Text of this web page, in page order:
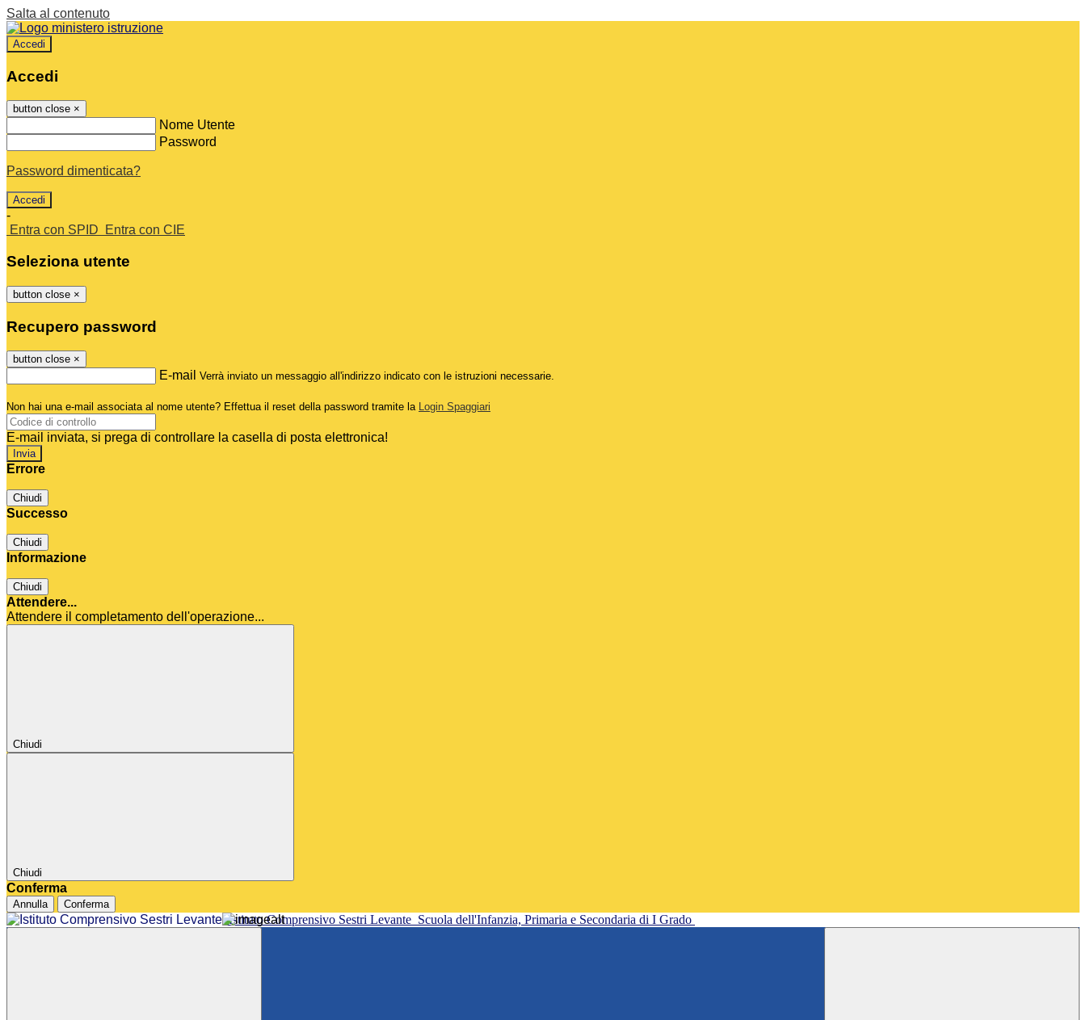
Salta al contenuto
Accedi
Accedi
button close ×
Nome Utente
Password
Password dimenticata?
-
Entra con SPID
Entra con CIE
Seleziona utente
button close ×
Recupero password
button close ×
E-mail Verrà inviato un messaggio all'indirizzo indicato con le istruzioni necessarie.
Non hai una e-mail associata al nome utente? Effettua il reset della password tramite la Login Spaggiari
E-mail inviata, si prega di controllare la casella di posta elettronica!
Errore
Chiudi
Successo
Chiudi
Informazione
Chiudi
Attendere...
Attendere il completamento dell'operazione...
Chiudi
Chiudi
Conferma
Annulla Conferma
Istituto Comprensivo Sestri Levante Scuola dell'Infanzia, Primaria e Secondaria di I Grado